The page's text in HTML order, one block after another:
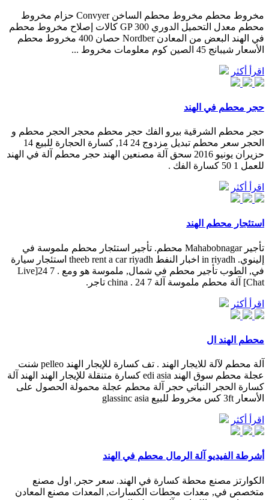
مخروط محطم مخروط محطم الساخن Convyer حزام مخروط
محطم معدل التحميل الدوري GP 300 كالات إصلاح مخروط محطم
في الهند البعض من المعادن Nordber حصان 400 مخروط محطم
الأسعار شيبانج 45 الصين كوم معلومات مخروط ...
اقرأ أكثر
حجر محطم في الهند
حجر محطم الشرقية بيرو الفك حجر محطم محجر الحجر محطم و
الحجر سعر محطم تبديل مزدوج 24 14, كسارة الحجارة للبيع 14
حزيران يونيو 2016 سحق آلة مصنعين الهند حجر محطم آلة في الهند
للعمل 1 50 كسارة الفك .
اقرأ أكثر
استئجار محطم الهند
تأجير Mahabobnagar محطم. تأجير استئجار محطم ملموسة في
إلينوي. in riyadh اخبار النفط theeb rent a car riyadh استئجار سيارة
في, الطوب تأجير محطم في شمال, ملموسة هو ومع . 7 24[Live
Chat] آلة محطم ملموسة آلة 7 24 . china تاجر.
اقرأ أكثر
محطم الهند ال
آلة محطم لآلة للايجار الهند . تف كسارة للإيجار الهند pelleo شنت
عجلة محطم سوق الهند edi asia كسارة متنقلة للإيجار الهند الهند آلة
كسارة الحجر النباتي حجر آلة محطم عجلة محمولة الحصول على
الأسعار 3ft كس مخروط للبيع glassinc asia
اقرأ أكثر
أشرطة الفيديو آلة الرمال محطم في الهند
الكوارتز مصنع محطة كسارة في الهند. سعر حجر, اول مصنع
متخصص في, معدات محطات الكسارات, المعدات مصنع المعادن